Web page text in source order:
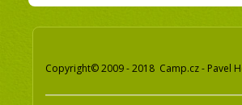
Copyright© 2009 - 2018 Camp.cz - Pavel